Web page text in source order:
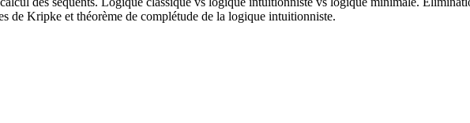
de Kripke et théorème de complétude de la logique intuitionniste.